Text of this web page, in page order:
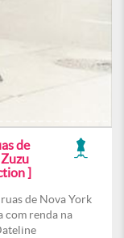
de
]
de Nova York
com renda na